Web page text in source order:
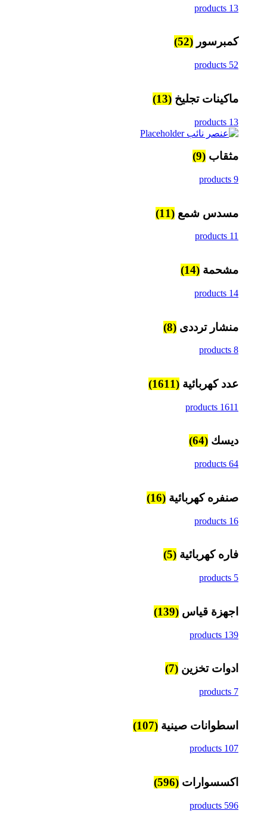
13 products
كمبرسور (52)
52 products
ماكينات تجليخ (13)
13 products
مثقاب (9)
9 products
مسدس شمع (11)
11 products
مشحمة (14)
14 products
منشار ترددى (8)
8 products
عدد كهربائية (1611)
1611 products
ديسك (64)
64 products
صنفره كهربائية (16)
16 products
فاره كهربائية (5)
5 products
اجهزة قياس (139)
139 products
ادوات تخزين (7)
7 products
اسطوانات صينية (107)
107 products
اكسسوارات (596)
596 products